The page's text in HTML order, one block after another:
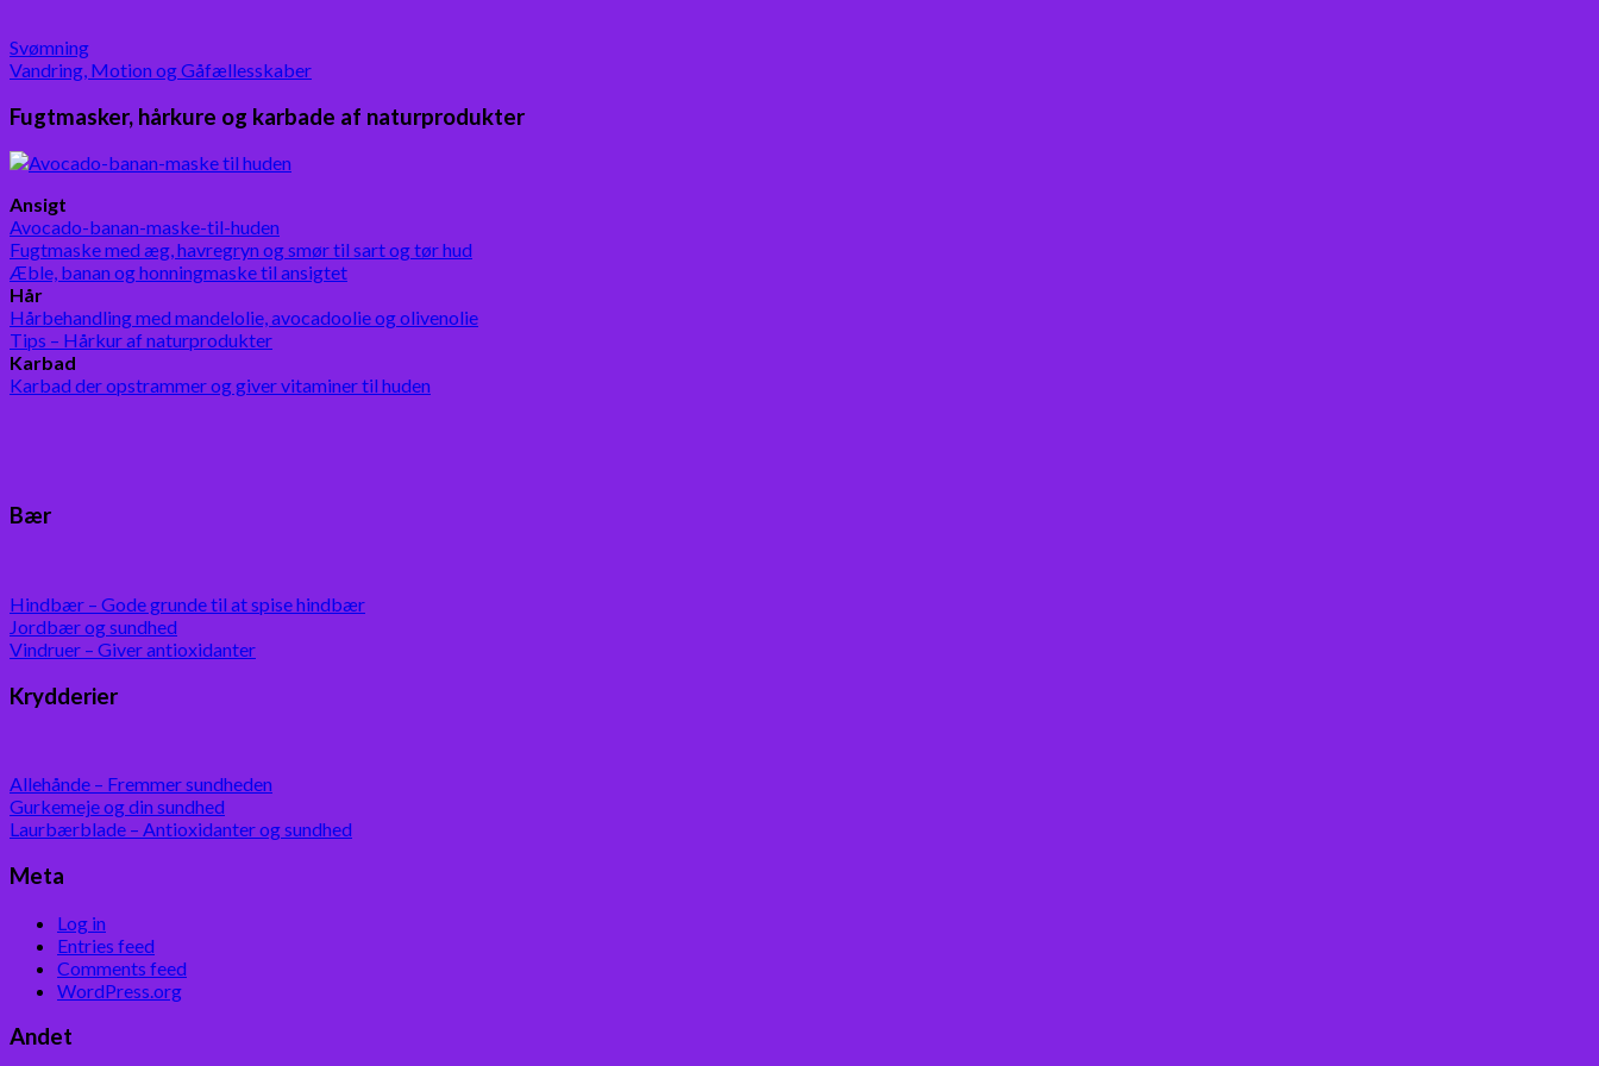
Svømning
Vandring, Motion og Gåfællesskaber
Fugtmasker, hårkure og karbade af naturprodukter
Ansigt
Avocado-banan-maske-til-huden
Fugtmaske med æg, havregryn og smør til sart og tør hud
Æble, banan og honningmaske til ansigtet
Hår
Hårbehandling med mandelolie, avocadoolie og olivenolie
Tips – Hårkur af naturprodukter
Karbad
Karbad der opstrammer og giver vitaminer til huden
Bær
Hindbær – Gode grunde til at spise hindbær
Jordbær og sundhed
Vindruer – Giver antioxidanter
Krydderier
Allehånde – Fremmer sundheden
Gurkemeje og din sundhed
Laurbærblade – Antioxidanter og sundhed
Meta
Log in
Entries feed
Comments feed
WordPress.org
Andet